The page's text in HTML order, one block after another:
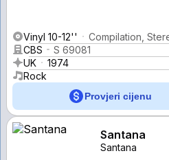
Vinyl 10-12''
Compilation,
CBS
S 69081
UK
1974
Rock
Provjeri cijenu
Santana
Santana